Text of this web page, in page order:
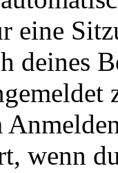
eine
deines
wenn